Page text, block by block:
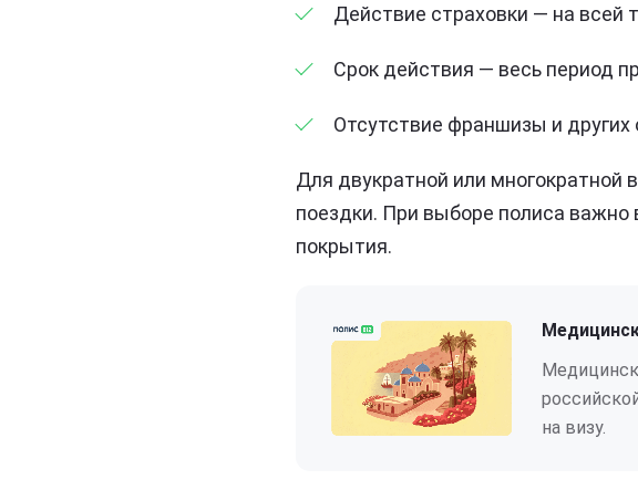
Действие страховки — на всей
Срок действия — весь период
Отсутствие франшизы и
Для двукратной или
поездки. При выборе полиса важно
покрытия.
на визу.